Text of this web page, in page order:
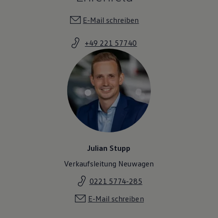
Lifestyle
Transport
Elektromobilität
Volkswagen R
Pannen- und Unfallhilfe
Volkswagen Kundenbetreuung
E-Mail schreiben
+49 221 57740
Julian Stupp
Verkaufsleitung Neuwagen
0221 5774-285
E-Mail schreiben